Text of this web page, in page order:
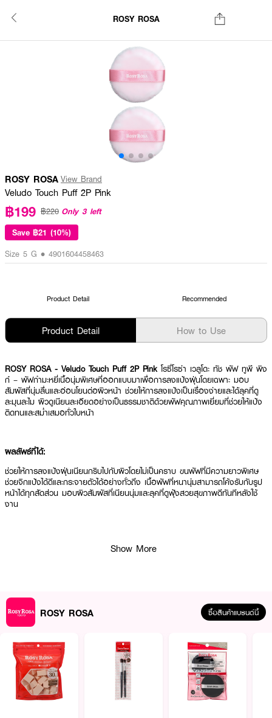
ROSY ROSA
ROSY ROSA View Brand
Veludo Touch Puff 2P Pink
฿199 ฿220 Only 3 left
Save ฿21 (10%)
Size 5 G • 4901604458463
Product Detail Recommended
Product Detail How to Use
ROSY ROSA - Veludo Touch Puff 2P Pink โรซี่โรซ่า เวลูโดะ ทัช พัฟ ทูพี พิง
ก์ – พัฟกำมะหยี่เนื้อนุ่มพิเศษที่ออกแบบมาเพื่อการลงแป้งฝุ่นโดยเฉพาะ มอบ
สัมผัสที่นุ่มลื่นและอ่อนโยนต่อผิวหน้า ช่วยให้การลงแป้งเป็นเรื่องง่ายและได้ลุคที่ดู
ละมุนละไม ผิวดูเนียนละเอียดอย่างเป็นธรรมชาติด้วยพัฟคุณภาพเยี่ยมที่ช่วยให้แป้ง
ติดทนและสม่ำเสมอทั่วใบหน้า
ผลลัพธ์ที่ได้:
ช่วยให้การลงแป้งฝุ่นเนียนกริบไปกับผิวโดยไม่เป็นคราบ ขนพัฟที่มีความยาวพิเศษ
ช่วยจิกแป้งได้ดีและกระจายตัวได้อย่างทั่วถึง เนื้อพัฟที่หนานุ่มสามารถโค้งรับกับรูป
หน้าได้ทุกสัดส่วน มอบผิวสัมผัสที่เนียนนุ่มและลุคที่ดูฟุ้งสวยสุขภาพดีทันทีหลังใช้
งาน
● โรซี่โรซ่า เวลูโดะ ทัช พัฟ ทูพี พิงก์
● Perfect Thickness ความหนาประมาณ 17 มม. ช่วยให้พัฟมีความยืดหยุ่นและ
นุ่มเด้ง
พาสะดวก
● Natural Finish ช่วยให้แป้งเนียนฟิตติดไปกับผิว ดูเป็นธรรมชาติไม่หนาเตอะ
● Great Value บรรจุในแพ็กคุ้มค่าถึง 2 ชิ้น
● Ideal for Loose Powder เหมาะสำหรับใช้กับแป้งฝุ่นหรือแป้งลูสพาวเดอร์
Show More
ROSY ROSA ซื้อสินค้าแบรนด์นี้